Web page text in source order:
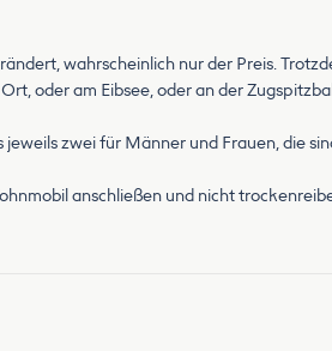
wahrscheinlich nur der Preis.
oder am Eibsee, oder an der
zwei für Männer und Frauen, die
anschließen und nicht